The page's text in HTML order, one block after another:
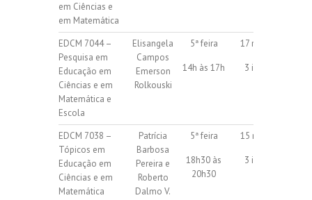
em Ciências e
em Matemática
EDCM 7044 –
Pesquisa em
Educação em
Ciências e em
Matemática e
Escola
Elisangela
Campos
Emerson
Rolkouski
5ª feira
14h às 17h
17 regulares
3 isoladas
EDCM 7038 –
Tópicos em
Educação em
Ciências e em
Matemática
Patrícia
Barbosa
Pereira e
Roberto
Dalmo V.
5ª feira
18h30 às
20h30
15 regulares
3 isoladas